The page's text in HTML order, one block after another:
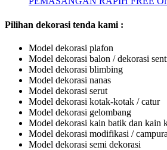
Pilihan dekorasi tenda kami :
Model dekorasi plafon
Model dekorasi balon / dekorasi
Model dekorasi blimbing
Model dekorasi nanas
Model dekorasi serut
Model dekorasi kotak-kotak / catur
Model dekorasi gelombang
Model dekorasi kain batik dan kain
Model dekorasi modifikasi /
Model dekorasi semi dekorasi